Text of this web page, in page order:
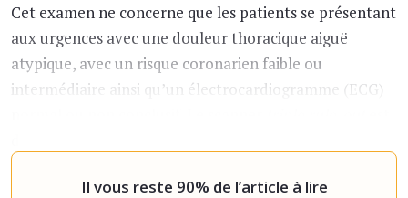
Cet examen ne concerne que les patients se présentant
aux urgences avec une douleur thoracique aiguë
atypique, avec un risque coronarien faible ou
intermédiaire ainsi qu’un électrocardiogramme (ECG)
franc »
Il vous reste 90% de l’article à lire